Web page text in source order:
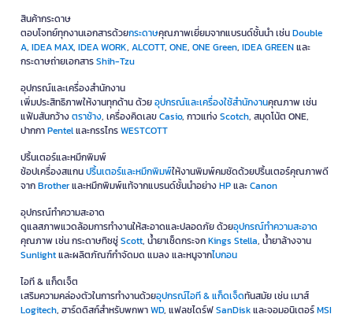
สินค้ากระดาษ
ตอบโจทย์ทุกงานเอกสารด้วยกระดาษคุณภาพเยี่ยมจากแบรนด์ชั้นนำ เช่นDouble
A, IDEA MAX, IDEA WORK, ALCOTT, ONE, ONE Green, IDEA GREENและ
กระดาษถ่ายเอกสารShih-Tzu
อุปกรณ์และเครื่องสำนักงาน
เพิ่มประสิทธิภาพให้งานทุกด้าน ด้วยอุปกรณ์และเครื่องใช้สำนักงานคุณภาพ เช่น
แฟ้มสันกว้างตราช้าง, เครื่องคิดเลขCasio, กาวแท่งScotch, สมุดโน้ต ONE,
ปากกาPentelและกรรไกรWESTCOTT
ปริ้นเตอร์และหมึกพิมพ์
ช้อปเครื่องสแกนปริ้นเตอร์และหมึกพิมพ์ให้งานพิมพ์คมชัดด้วยปริ้นเตอร์คุณภาพดี
จากBrotherและหมึกพิมพ์แท้จากแบรนด์ชั้นนำอย่างHPและCanon
อุปกรณ์ทำความสะอาด
ดูแลสภาพแวดล้อมการทำงานให้สะอาดและปลอดภัย ด้วยอุปกรณ์ทำความสะอาด
คุณภาพ เช่น กระดาษทิชชู่Scott, น้ำยาเช็ดกระจกKings Stella, น้ำยาล้างจาน
Sunlightและผลิตภัณฑ์กำจัดมด แมลง และหนูจากไบกอน
ไอที & แก็ดเจ็ต
เสริมความคล่องตัวในการทำงานด้วยอุปกรณ์ไอที & แก็ดเจ็ดทันสมัย เช่น เมาส์
Logitech, ฮาร์ดดิสก์สำหรับพกพาWD, แฟลชไดร์ฟSanDiskและจอมอนิเตอร์MSI